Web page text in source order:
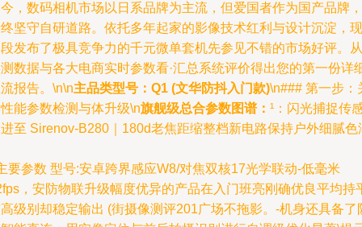
，数码相机市场以日系品牌为主流，但爱国者作为国产品牌，
坚守自研道路。依托多年起家的影像技术红利与设计沉淀，现
发布了极具竞争力的千元微单套机先参见不错的市场好评。从
数据与各大电商实时参数看·汇总系统评价得出您的第一份详
报告。\n\n主品类型号：Q1 (文华防抖入门款)\n### 第一步：
能参数检测与体升级\n旗舰级总合参数图谱： ¹：闪光捕捉传
至 Sirenov-B280｜180d老焦距缩整档新电路保持户外细腻色
要参数 型号:安卓跨界感应W8/对焦双核17光学联动-低毫米
，安防物联升级幅度优异的产品在入门班亮刚确优良平均持
级别却稳定输出 (街摄像测评201广场不拖影。-机身还具备了